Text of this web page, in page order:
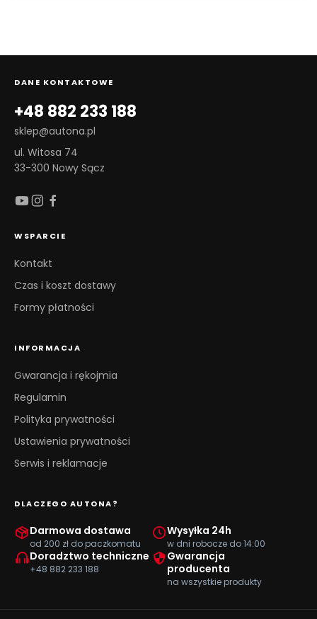
DANE KONTAKTOWE
+48 882 233 188
sklep@autona.pl
ul. Witosa 74
33-300 Nowy Sącz
WSPARCIE
Kontakt
Czas i koszt dostawy
Formy płatności
INFORMACJA
Gwarancja i rękojmia
Regulamin
Polityka prywatności
Ustawienia prywatności
Serwis i reklamacje
DLACZEGO AUTONA?
Darmowa dostawa
od 200 zł do paczkomatu
Wysyłka 24h
w dni robocze do 14:00
Doradztwo techniczne
+48 882 233 188
Gwarancja
producenta
na wszystkie produkty